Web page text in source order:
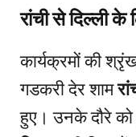
रांची से दिल्ली के
कार्यक्रमों की
गडकरी देर शाम
हुए। उनके दौरे